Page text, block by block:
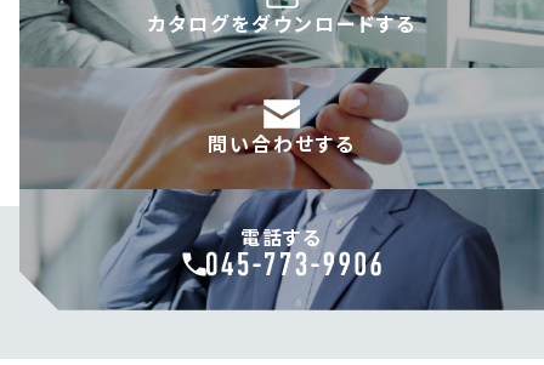
カタログをダウンロードする
問い合わせする
電話する